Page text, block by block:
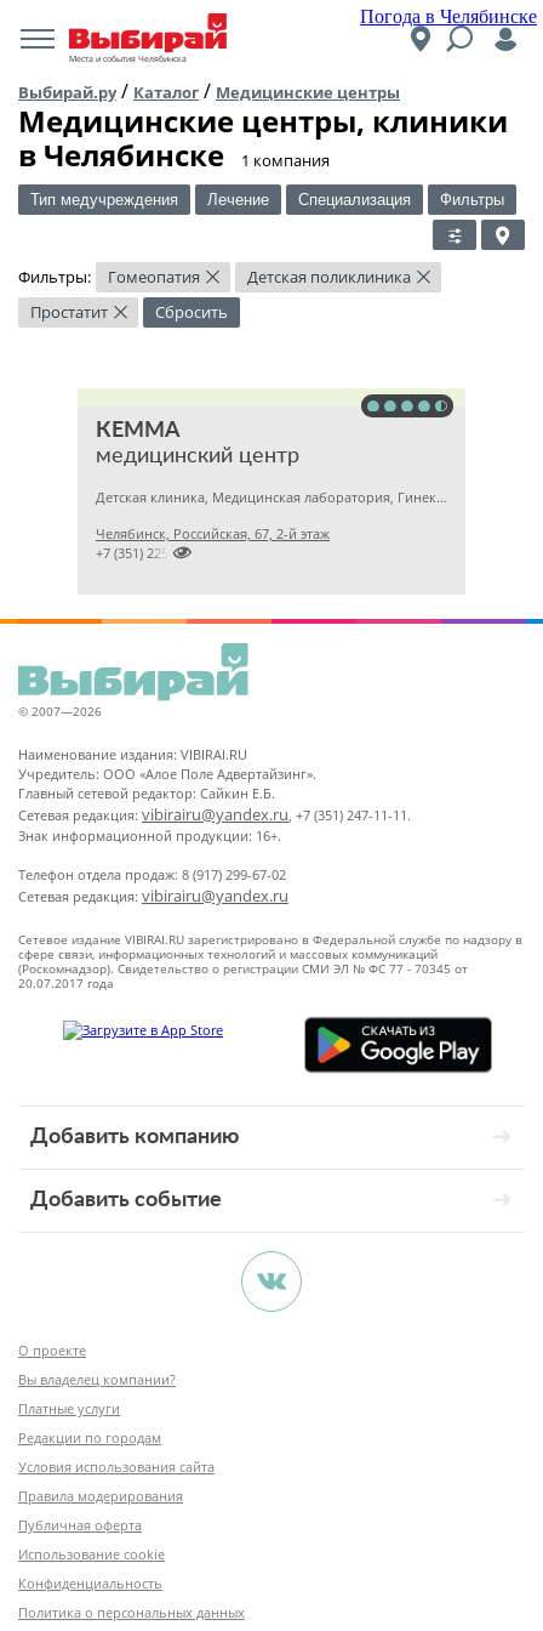
Погода в Челябинске
Места и события Челябинска
Выбирай.ру/ Каталог / Медицинские центры
Медицинские центры, клиники
в Челябинске
​1 компания
Тип медучреждения Лечение Специализация Фильтры
Фильтры: Гомеопатия × Детская поликлиника ×
Простатит × Сбросить
КЕММА
медицинский центр
Детская клиника, Медицинская лаборатория, Гинекология
Челябинск, Российская, 67, 2-й этаж

+7 (351) 2256145
© 2007—2026
Наименование издания: VIBIRAI.RU
Учредитель: ООО «Алое Поле Адвертайзинг».
Главный сетевой редактор: Сайкин Е.Б.
Сетевая редакция: vibirairu@yandex.ru, +7 (351) 247-11-11.
Знак информационной продукции: 16+.
Телефон отдела продаж: 8 (917) 299-67-02
Сетевая редакция: vibirairu@yandex.ru
Сетевое издание VIBIRAI.RU зарегистрировано в Федеральной службе по надзору в
сфере связи, информационных технологий и массовых коммуникаций
(Роскомнадзор). Свидетельство о регистрации СМИ ЭЛ № ФС 77 - 70345 от
20.07.2017 года
Добавить компанию
Добавить событие
О проекте
Вы владелец компании?
Платные услуги
Редакции по городам
Условия использования сайта
Правила модерирования
Публичная оферта
Использование cookie
Конфиденциальность
Политика о персональных данных